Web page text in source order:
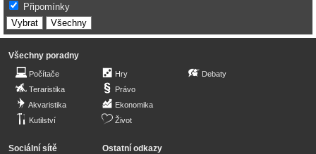
Připomínky
Všechny poradny
Počítače
Teraristika
Akvaristika
Kutilství
Hry
Právo
Ekonomika
Život
Debaty
Sociální sítě Ostatní odkazy